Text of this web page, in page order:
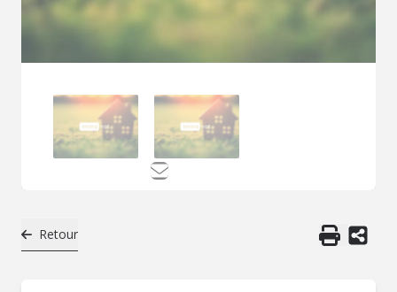
Retour